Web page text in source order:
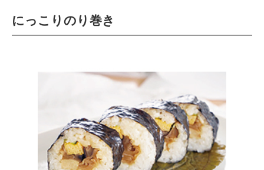
にっこりのり巻き